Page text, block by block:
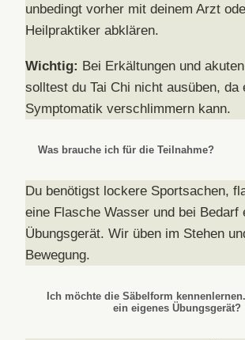
unbedingt vorher mit deinem Arzt
Heilpraktiker abklären.
Wichtig: Bei Erkältungen und
solltest du Tai Chi nicht ausüben, da
Symptomatik verschlimmern kann.
Was brauche ich für die Teilnahme?
Du benötigst lockere Sportsachen,
eine Flasche Wasser und bei Bedarf
Übungsgerät. Wir üben im Stehen
Bewegung.
Ich möchte die Säbelform
ein eigenes Übungsgerät?